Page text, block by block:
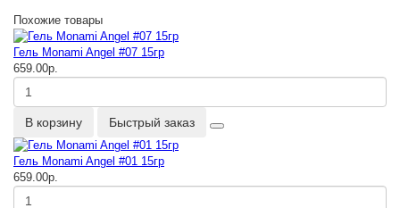
Похожие товары
Гель Monami Angel #07 15гр
659.00р.
В корзину Быстрый заказ
Гель Monami Angel #01 15гр
659.00р.